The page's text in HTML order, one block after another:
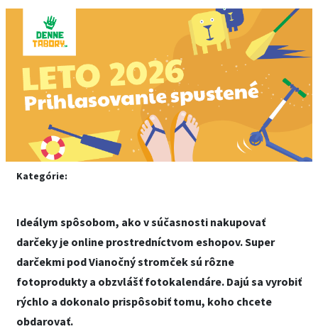
Kategórie:
Ideálym spôsobom, ako v súčasnosti nakupovať
darčeky je online prostredníctvom eshopov. Super
darčekmi pod Vianočný stromček sú rôzne
fotoprodukty a obzvlášť fotokalendáre. Dajú sa vyrobiť
rýchlo a dokonalo prispôsobiť tomu, koho chcete
obdarovať.